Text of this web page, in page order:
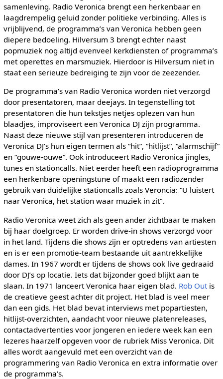
samenleving. Radio Veronica brengt een herkenbaar en
laagdrempelig geluid zonder politieke verbinding. Alles is
vrijblijvend, de programma’s van Veronica hebben geen
diepere bedoeling. Hilversum 3 brengt echter naast
popmuziek nog altijd evenveel kerkdiensten of programma’s
met operettes en marsmuziek. Hierdoor is Hilversum niet in
staat een serieuze bedreiging te zijn voor de zeezender.
De programma’s van Radio Veronica worden niet verzorgd
door presentatoren, maar deejays. In tegenstelling tot
presentatoren die hun tekstjes netjes oplezen van hun
blaadjes, improviseert een Veronica DJ zijn programma.
Naast deze nieuwe stijl van presenteren introduceren de
Veronica DJ’s hun eigen termen als “hit”, “hitlijst”, “alarmschijf”
en “gouwe-ouwe”. Ook introduceert Radio Veronica jingles,
tunes en stationcalls. Niet eerder heeft een radioprogramma
een herkenbare openingstune of maakt een radiozender
gebruik van duidelijke stationcalls zoals Veroncia: “U luistert
naar Veronica, het station waar muziek in zit”.
Radio Veronica weet zich als geen ander zichtbaar te maken
bij haar doelgroep. Er worden drive-in shows verzorgd voor
in het land. Tijdens die shows zijn er optredens van artiesten
en is er een promotie-team bestaande uit aantrekkelijke
dames. In 1967 wordt er tijdens de shows ook live gedraaid
door DJ’s op locatie. Iets dat bijzonder goed blijkt aan te
slaan. In 1971 lanceert Veronica haar eigen blad. Rob Outis
de creatieve geest achter dit project. Het blad is veel meer
dan een gids. Het blad bevat interviews met popartiesten,
hitlijst-overzichten, aandacht voor nieuwe platenreleases,
contactadvertenties voor jongeren en iedere week kan een
lezeres haarzelf opgeven voor de rubriek Miss Veronica. Dit
alles wordt aangevuld met een overzicht van de
programmering van Radio Veronica en extra informatie over
de programma’s.